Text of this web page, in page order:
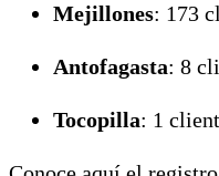
Mejillones: 173
Antofagasta: 8
Tocopilla: 1